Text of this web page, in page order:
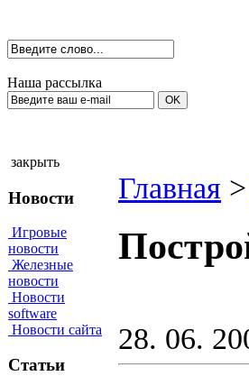
Наша рассылка
закрыть
Новости
Игровые
новости
Железные
новости
Новости
software
Новости сайта
Статьи
Главная >
28. 06.